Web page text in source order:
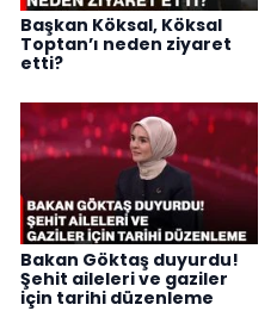
Başkan Köksal, Köksal
Toptan’ı neden ziyaret
etti?
Bakan Göktaş duyurdu!
Şehit aileleri ve gaziler
için tarihi düzenleme